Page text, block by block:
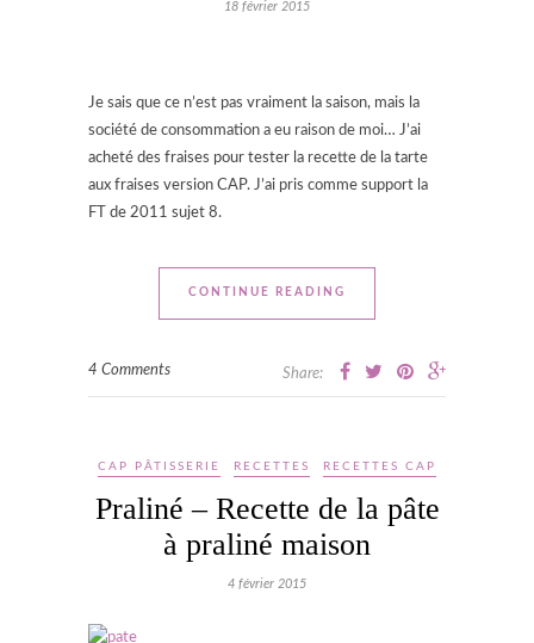
18 février 2015
Je sais que ce n’est pas vraiment la saison, mais la
société de consommation a eu raison de moi… J’ai
acheté des fraises pour tester la recette de la tarte
aux fraises version CAP. J’ai pris comme support la
FT de 2011 sujet 8.
CONTINUE READING
4 Comments Share:
CAP PÂTISSERIE RECETTES RECETTES CAP
Praliné – Recette de la pâte
à praliné maison
4 février 2015